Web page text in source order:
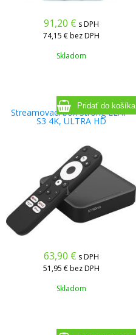
91,20 € s DPH
74,15 € bez DPH
Skladom
Streamovací box Strong LEAP-
S3 4K, ULTRA HD
63,90 € s DPH
51,95 € bez DPH
Skladom